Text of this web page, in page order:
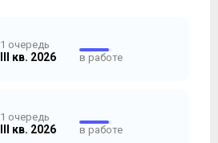
1 очередь
III кв. 2026 в работе
1 очередь
III кв. 2026 в работе